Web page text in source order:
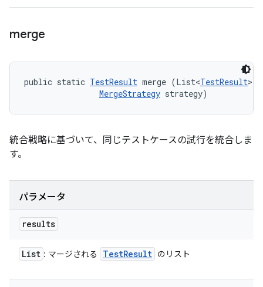
merge
public static TestResult merge (List<TestResult>
MergeStrategy strategy)
統合戦略に基づいて、同じテストケースの試行を統合しま
す。
パラメータ
results
List : マージされる TestResult のリスト